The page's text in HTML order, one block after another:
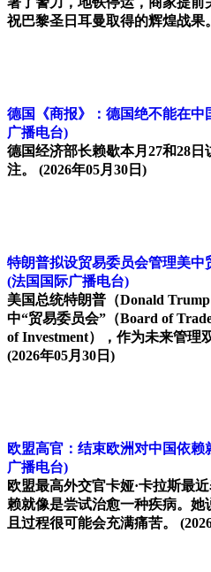
祝巴黎圣日耳曼取得的辉煌战果
德国《商报》：德国绝不能在中
广播电台)
德国经济部长赖歇本月27和28
注。 (2026年05月30日)
特朗普拟设贸易委员会管理美
(法国国际广播电台)
美国总统特朗普（Donald
中“贸易委员会”（Board of
of Investment），作为未来管理
(2026年05月30日)
欧盟高官：结束欧洲对中国依赖
广播电台)
欧盟最高外交官卡娅·卡拉斯最
赖就像是尝试治愈一种疾病。她
且过程很可能会充满痛苦。